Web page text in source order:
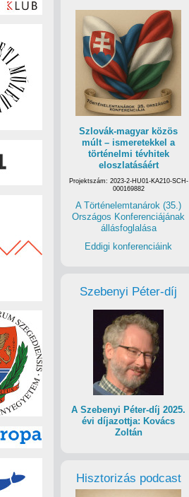
Szlovák-magyar közös
múlt – ismeretekkel a
történelmi tévhitek
eloszlatásáért
Projektszám: 2023-2-HU01-KA210-SCH-
000169882
A Történelemtanárok (35.)
Országos Konferenciájának
állásfoglalása
Eddigi konferenciáink
Szebenyi Péter-díj
A Szebenyi Péter-díj 2025.
évi díjazottja: Kovács
Zoltán
Hisztorizás podcast